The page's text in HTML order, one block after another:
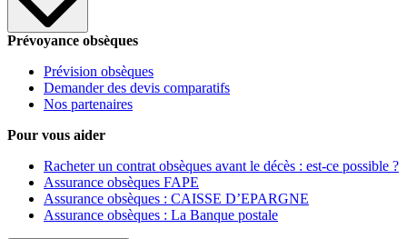
Prévoyance obsèques
Prévision obsèques
Demander des devis comparatifs
Nos partenaires
Pour vous aider
Racheter un contrat obsèques avant le décès : est-ce possible ?
Assurance obsèques FAPE
Assurance obsèques : CAISSE D’EPARGNE
Assurance obsèques : La Banque postale